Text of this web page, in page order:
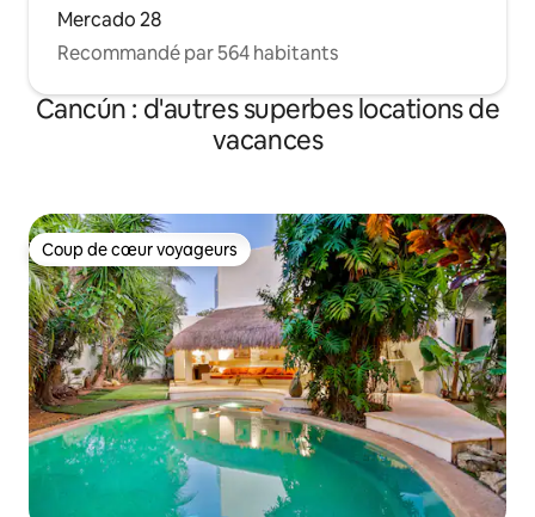
Mercado 28
Recommandé par 564 habitants
Cancún : d'autres superbes locations de
vacances
Coup de cœur voyageurs
Coup de cœur voyageurs